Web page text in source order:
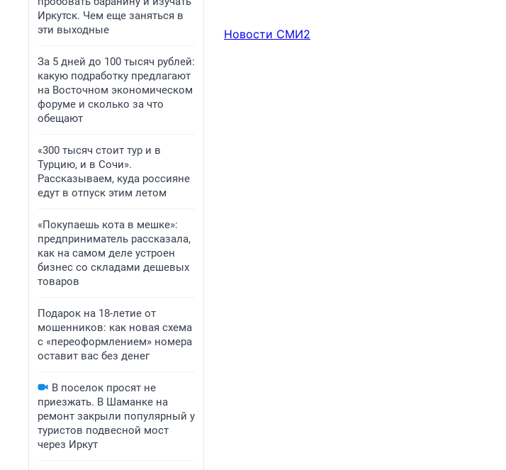
Иркутск. Чем еще заняться в
эти выходные
За 5 дней до 100 тысяч рублей:
какую подработку предлагают
на Восточном экономическом
форуме и сколько за что
обещают
«300 тысяч стоит тур и в
Турцию, и в Сочи».
Рассказываем, куда россияне
едут в отпуск этим летом
«Покупаешь кота в мешке»:
предприниматель рассказала,
как на самом деле устроен
бизнес со складами дешевых
товаров
Подарок на 18-летие от
мошенников: как новая схема
с «переоформлением» номера
оставит вас без денег
В поселок просят не
приезжать. В Шаманке на
ремонт закрыли популярный у
туристов подвесной мост
через Иркут
Новости СМИ2